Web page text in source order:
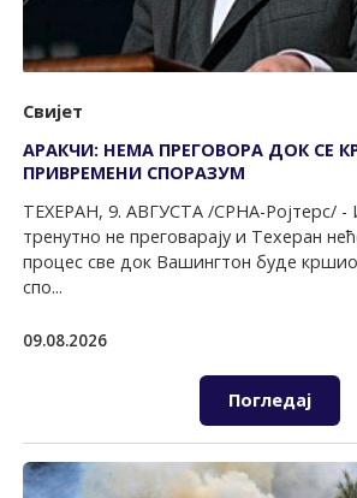
Свијет
АРАКЧИ: НЕМА ПРЕГОВОРА ДОК СЕ
ПРИВРЕМЕНИ СПОРАЗУМ
ТЕХЕРАН, 9. АВГУСТА /СРНА-Ројтерс/ -
тренутно не преговарају и Техеран
процес све док Вашингтон буде
спо...
09.08.2026
Погледај